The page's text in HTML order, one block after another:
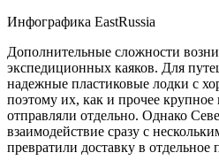
Инфографика EastRussia
Дополнительные сложности
экспедиционных каяков. Для
надежные пластиковые лодки с
поэтому их, как и прочее крупное
отправляли отдельно. Однако
взаимодействие сразу с
превратили доставку в отдельное